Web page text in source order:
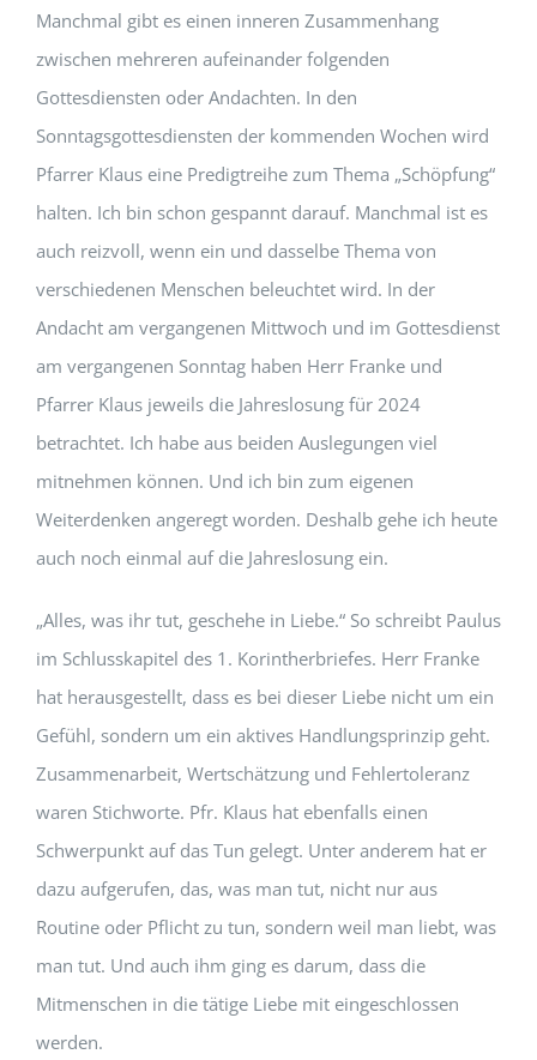
Manchmal gibt es einen inneren Zusammenhang
zwischen mehreren aufeinander folgenden
Gottesdiensten oder Andachten. In den
Sonntagsgottesdiensten der kommenden Wochen wird
Pfarrer Klaus eine Predigtreihe zum Thema „Schöpfung“
halten. Ich bin schon gespannt darauf. Manchmal ist es
auch reizvoll, wenn ein und dasselbe Thema von
verschiedenen Menschen beleuchtet wird. In der
Andacht am vergangenen Mittwoch und im Gottesdienst
am vergangenen Sonntag haben Herr Franke und
Pfarrer Klaus jeweils die Jahreslosung für 2024
betrachtet. Ich habe aus beiden Auslegungen viel
mitnehmen können. Und ich bin zum eigenen
Weiterdenken angeregt worden. Deshalb gehe ich heute
auch noch einmal auf die Jahreslosung ein.
„Alles, was ihr tut, geschehe in Liebe.“ So schreibt Paulus
im Schlusskapitel des 1. Korintherbriefes. Herr Franke
hat herausgestellt, dass es bei dieser Liebe nicht um ein
Gefühl, sondern um ein aktives Handlungsprinzip geht.
Zusammenarbeit, Wertschätzung und Fehlertoleranz
waren Stichworte. Pfr. Klaus hat ebenfalls einen
Schwerpunkt auf das Tun gelegt. Unter anderem hat er
dazu aufgerufen, das, was man tut, nicht nur aus
Routine oder Pflicht zu tun, sondern weil man liebt, was
man tut. Und auch ihm ging es darum, dass die
Mitmenschen in die tätige Liebe mit eingeschlossen
werden.